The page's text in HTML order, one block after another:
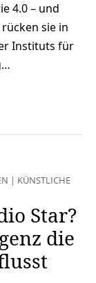
4.0 – und
sie in
Instituts für
| KÜNSTLICHE
Star?
die